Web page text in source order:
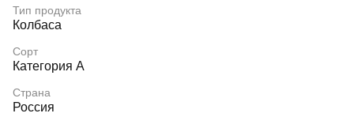
Тип продукта
Колбаса
Сорт
Категория А
Страна
Россия